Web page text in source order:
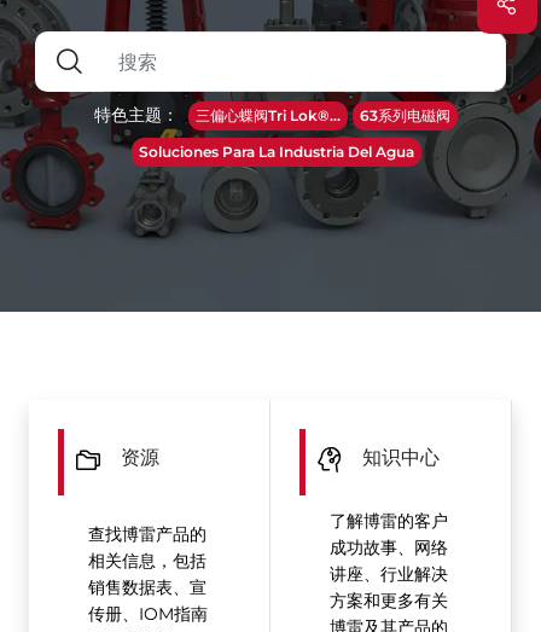
特色主题： 三偏心蝶阀Tri Lok®...
63系列电磁阀
Soluciones Para La Industria Del Agua
资源
查找博雷产品的
相关信息，包括
销售数据表、宣
传册、IOM指南
知识中心
了解博雷的客户
成功故事、网络
讲座、行业解决
方案和更多有关
博雷及其产品的